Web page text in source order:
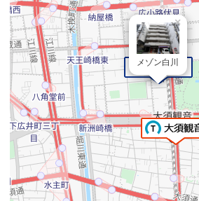
メゾン白川
×